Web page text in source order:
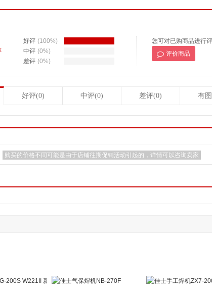
好评 (100%)
中评 (0%)
差评 (0%)
您可对已购商品进行
评价商品
好评(0) 中评(0) 差评(0) 有
购买的价格不同可能是由于店铺往期促销活动引起的，详情可以咨询卖家